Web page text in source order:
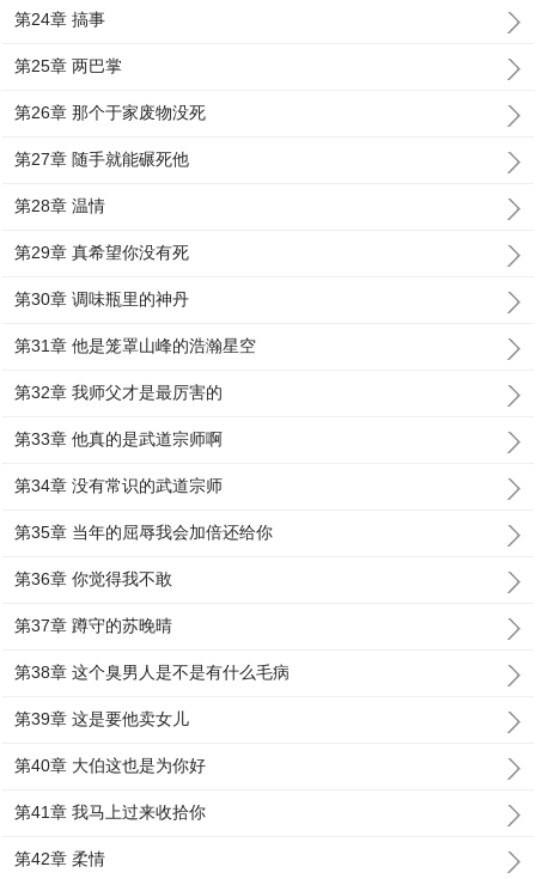
第24章 搞事
第25章 两巴掌
第26章 那个于家废物没死
第27章 随手就能碾死他
第28章 温情
第29章 真希望你没有死
第30章 调味瓶里的神丹
第31章 他是笼罩山峰的浩瀚星空
第32章 我师父才是最厉害的
第33章 他真的是武道宗师啊
第34章 没有常识的武道宗师
第35章 当年的屈辱我会加倍还给你
第36章 你觉得我不敢
第37章 蹲守的苏晚晴
第38章 这个臭男人是不是有什么毛病
第39章 这是要他卖女儿
第40章 大伯这也是为你好
第41章 我马上过来收拾你
第42章 柔情